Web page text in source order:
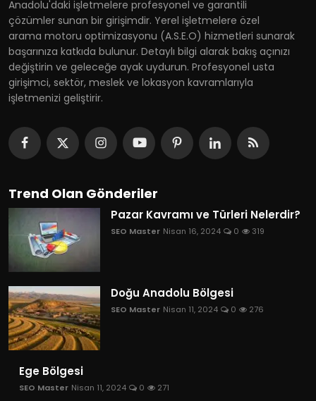
Anadolu'daki işletmelere profesyonel ve garantili
çözümler sunan bir girişimdir. Yerel işletmelere özel
arama motoru optimizasyonu (A.S.E.O) hizmetleri sunarak
başarınıza katkıda bulunur. Detaylı bilgi alarak bakış açınızı
değiştirin ve geleceğe ayak uydurun. Profesyonel usta
girişimci, sektör, meslek ve lokasyon kavramlarıyla
işletmenizi geliştirir.
Trend Olan Gönderiler
Pazar Kavramı ve Türleri Nelerdir?
SEO Master Nisan 16, 2024 0 319
Doğu Anadolu Bölgesi
SEO Master Nisan 11, 2024 0 276
Ege Bölgesi
SEO Master Nisan 11, 2024 0 271